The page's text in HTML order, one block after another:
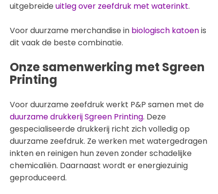
uitgebreide uitleg over zeefdruk met waterinkt.
Voor duurzame merchandise in biologisch katoenis
dit vaak de beste combinatie.
Onze samenwerking met Sgreen
Printing
Voor duurzame zeefdruk werkt P&P samen met de
duurzame drukkerij Sgreen Printing. Deze
gespecialiseerde drukkerij richt zich volledig op
duurzame zeefdruk. Ze werken met watergedragen
inkten en reinigen hun zeven zonder schadelijke
chemicaliën. Daarnaast wordt er energiezuinig
geproduceerd.